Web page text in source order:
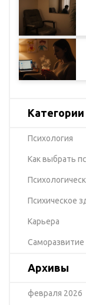
Категории
Психология
Как выбрать
Психическое
Карьера
Саморазвитие
Архивы
февраля 2026